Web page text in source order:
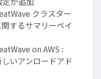
クラスター
するサマリーペイ
on AWS :
いアンロードアド